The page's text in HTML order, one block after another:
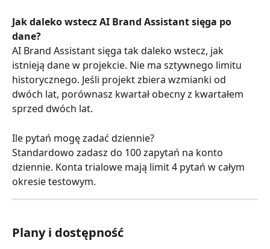
Jak daleko wstecz AI Brand Assistant sięga po
dane?
AI Brand Assistant sięga tak daleko wstecz, jak
istnieją dane w projekcie. Nie ma sztywnego limitu
historycznego. Jeśli projekt zbiera wzmianki od
dwóch lat, porównasz kwartał obecny z kwartałem
sprzed dwóch lat.
Ile pytań mogę zadać dziennie?
Standardowo zadasz do 100 zapytań na konto
dziennie. Konta trialowe mają limit 4 pytań w całym
okresie testowym.
Plany i dostępność